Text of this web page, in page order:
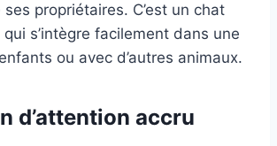
ses propriétaires. C’est un chat
s’intègre facilement dans une
ou avec d’autres animaux.
d’attention accru